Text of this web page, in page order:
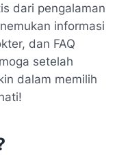
dari pengalaman
informasi
dan FAQ
setelah
dalam memilih